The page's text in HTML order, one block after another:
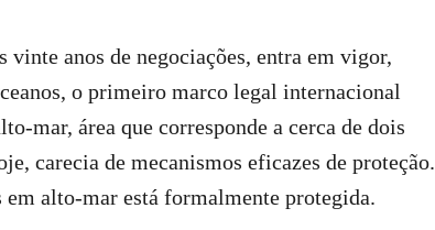
vinte anos de negociações, entra em vigor,
o primeiro marco legal internacional
mar, área que corresponde a cerca de dois
carecia de mecanismos eficazes de proteção.
em alto-mar está formalmente protegida.